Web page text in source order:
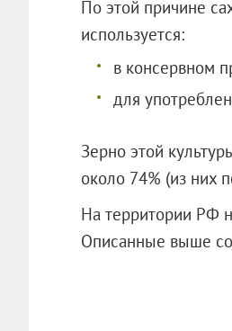
По этой причине
используется:
в консервном
для
Зерно этой
около 74% (из них
На территории РФ
Описанные выше